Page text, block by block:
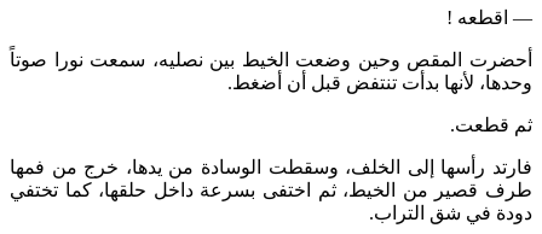
— اقطعه !
أحضرت المقص وحين وضعت الخيط بين نصليه، سمعت نورا صوتاً
وحدها، لأنها بدأت تنتفض قبل أن أضغط.
ثم قطعت.
فارتد رأسها إلى الخلف، وسقطت الوسادة من يدها، خرج من فمها
طرف قصير من الخيط، ثم اختفى بسرعة داخل حلقها، كما تختفي
دودة في شق التراب.